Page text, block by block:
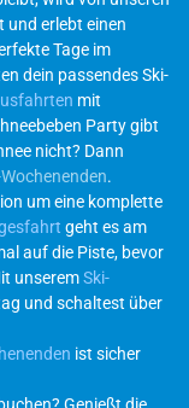
und erlebt einen
Tage im
dein passendes Ski-
mit
Party gibt
nicht? Dann
.
um eine komplette
geht es am
auf die Piste, bevor
unseremSki-
und schaltest über
ist sicher